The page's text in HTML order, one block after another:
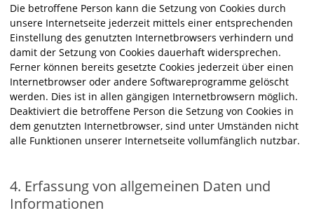
Die betroffene Person kann die Setzung von Cookies durch
unsere Internetseite jederzeit mittels einer entsprechenden
Einstellung des genutzten Internetbrowsers verhindern und
damit der Setzung von Cookies dauerhaft widersprechen.
Ferner können bereits gesetzte Cookies jederzeit über einen
Internetbrowser oder andere Softwareprogramme gelöscht
werden. Dies ist in allen gängigen Internetbrowsern möglich.
Deaktiviert die betroffene Person die Setzung von Cookies in
dem genutzten Internetbrowser, sind unter Umständen nicht
alle Funktionen unserer Internetseite vollumfänglich nutzbar.
4. Erfassung von allgemeinen Daten und
Informationen